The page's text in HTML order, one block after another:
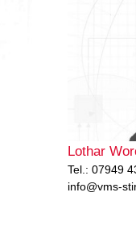
Lothar
Tel.: 07949
info@vms-